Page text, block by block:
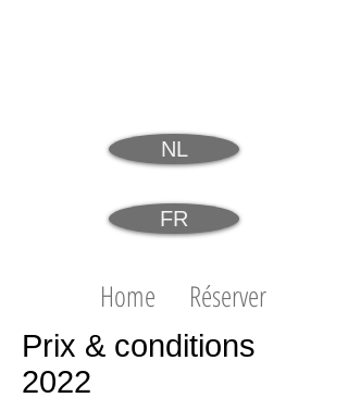
NL
FR
Home Réserver
Prix & conditions
2022